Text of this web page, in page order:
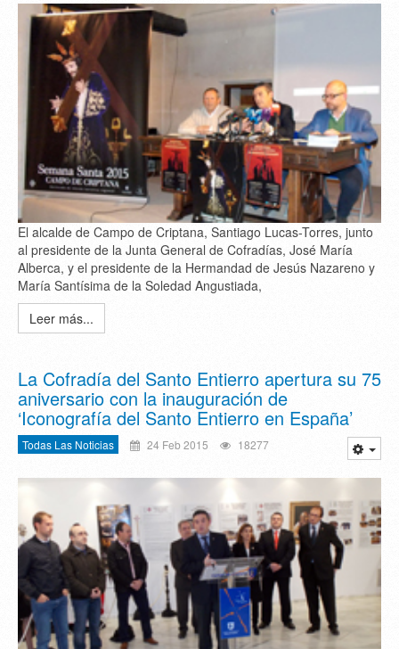
El alcalde de Campo de Criptana, Santiago Lucas-Torres, junto
al presidente de la Junta General de Cofradías, José María
Alberca, y el presidente de la Hermandad de Jesús Nazareno y
María Santísima de la Soledad Angustiada,
Leer más...
La Cofradía del Santo Entierro apertura su 75
aniversario con la inauguración de
‘Iconografía del Santo Entierro en España’
Todas Las Noticias 24 Feb 2015 18277